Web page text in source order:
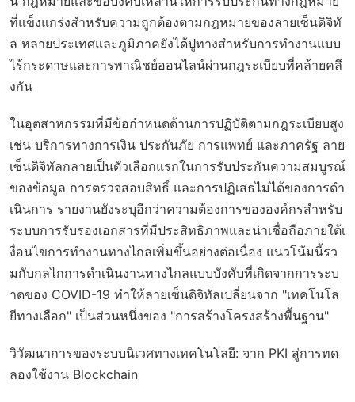
ที่แข็งแกร่งสำหรับความถูกต้องตามกฎหมายของลายเซ็นดิจิทั
ล หลายประเทศและภูมิภาคยังได้ปูทางสำหรับการทำงานแบบ
ไร้กระดาษและการพาณิชย์ออนไลน์ผ่านกฎระเบียบที่คล้ายคลึ
งกัน
ในอุตสาหกรรมที่มีข้อกำหนดด้านการปฏิบัติตามกฎระเบียบสูง
เช่น บริการทางการเงิน ประกันภัย การแพทย์ และภาครัฐ ลาย
เซ็นดิจิทัลกลายเป็นตัวเลือกแรกในการรับประกันความสมบูรณ์
ของข้อมูล การตรวจสอบสิทธิ์ และการปฏิเสธไม่ได้ของการดำ
เนินการ รายงานยังระบุอีกว่าความต้องการขององค์กรสำหรับ
ระบบการรับรองเอกสารที่มีประสิทธิภาพและน่าเชื่อถือภายใต้เ
งื่อนไขการทำงานทางไกลเพิ่มขึ้นอย่างต่อเนื่อง แนวโน้มนี้รว
มกับกลไกการดำเนินงานทางไกลแบบบังคับที่เกิดจากการระบ
าดของ COVID-19 ทำให้ลายเซ็นดิจิทัลเปลี่ยนจาก "เทคโนโล
ยีทางเลือก" เป็นส่วนหนึ่งของ "การสร้างโครงสร้างพื้นฐาน"
วิวัฒนาการของระบบนิเวศทางเทคโนโลยี: จาก PKI สู่การทด
ลองใช้งาน Blockchain